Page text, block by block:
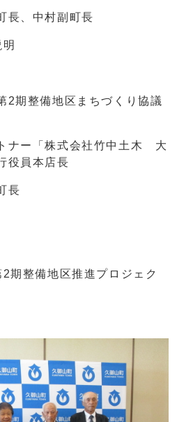
、中村副町長
整備地区まちづくり協議
ー「株式会社竹中土木 大
役員本店長
長
整備地区推進プロジェク